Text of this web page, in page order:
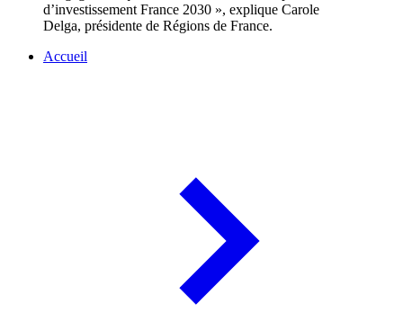
d’investissement France 2030 », explique Carole
Delga, présidente de Régions de France.
Accueil